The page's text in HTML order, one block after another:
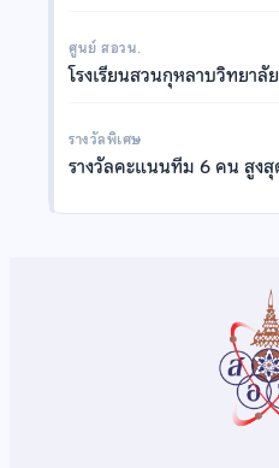
ศูนย์ สอวน.
โรงเรียนสวนกุหลาบวิทยาลัย
รางวัลพิเศษ
รางวัลคะแนนทีม 6 คน สูง